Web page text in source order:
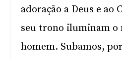
adoração a Deus e ao
seu trono iluminam o
homem. Subamos,